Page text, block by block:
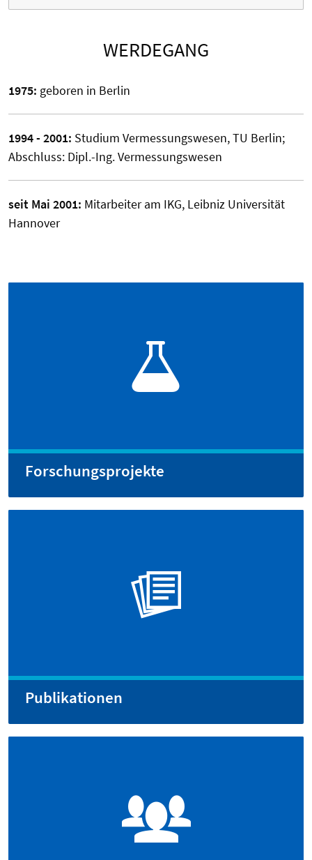
WERDEGANG
1975: geboren in Berlin
1994 - 2001: Studium Vermessungswesen, TU Berlin;
Abschluss: Dipl.-Ing. Vermessungswesen
seit Mai 2001: Mitarbeiter am IKG, Leibniz Universität
Hannover
Forschungsprojekte
Publikationen